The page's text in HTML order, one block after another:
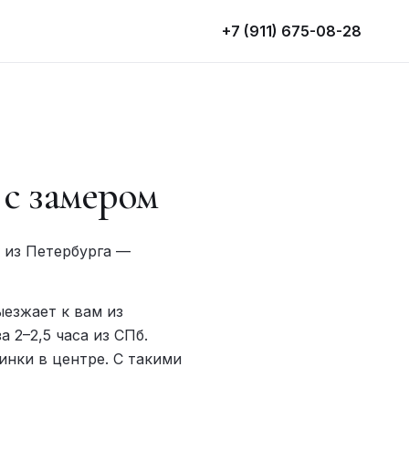
+7 (911) 675-08-28
замером
из Петербурга —
к вам из
2–2,5 часа из СПб.
в центре. С такими